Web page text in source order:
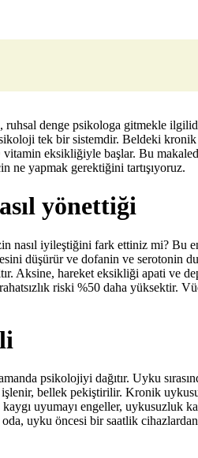
ruhsal denge psikologa gitmekle
tek bir sistemdir. Beldeki kronik
eksikliğiyle başlar. Bu
ne yapmak gerektiğini tartışıyoruz.
yönettiği
nasıl iyileştiğini fark ettiniz mi? Bu
düşürür ve dofanin ve serotonin
Aksine, hareket eksikliği apati ve
riski %50 daha yüksektir.
psikolojiyi dağıtır. Uyku
bellek pekiştirilir. Kronik
uyumayı engeller, uykusuzluk
uyku öncesi bir saatlik